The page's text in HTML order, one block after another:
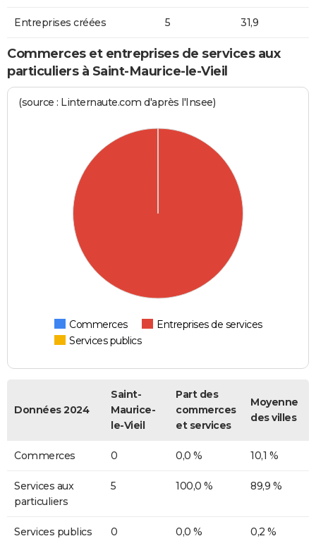
Entreprises créées 5 31,9
Commerces et entreprises de services aux
particuliers à Saint-Maurice-le-Vieil
(source : Linternaute.com d'après l'Insee)
Commerces
Entreprises de services
Services publics
Données 2024
Saint-
Maurice-
le-Vieil
Part des
commerces
et services
Moyenne
des villes
Commerces 0 0,0 % 10,1 %
Services aux
particuliers
5 100,0 % 89,9 %
Services publics 0 0,0 % 0,2 %